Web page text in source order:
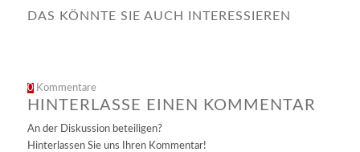
DAS KÖNNTE SIE AUCH INTERESSIEREN
0 Kommentare
HINTERLASSE EINEN KOMMENTAR
An der Diskussion beteiligen?
Hinterlassen Sie uns Ihren Kommentar!